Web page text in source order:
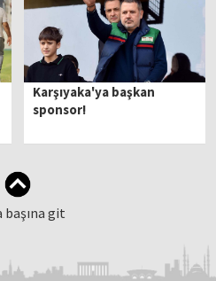
Karşıyaka'ya başkan
sponsor!
başına git